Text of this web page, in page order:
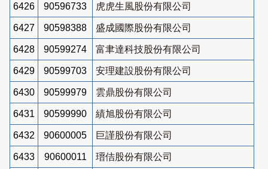
6426 90596733 虎虎生風股份有限公司
6427 90598388 盛成國際股份有限公司
6428 90599274 富聿達科技股份有限公司
6429 90599703 安理建設股份有限公司
6430 90599979 雲鼎股份有限公司
6431 90599990 績旭股份有限公司
6432 90600005 巨謹股份有限公司
6433 90600011 瑨佶股份有限公司